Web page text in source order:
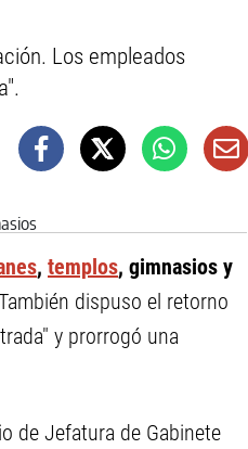
Los empleados
, templos, gimnasios y
dispuso el retorno
y prorrogó una
de Jefatura de Gabinete